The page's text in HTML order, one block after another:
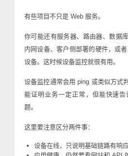
有些项目不只是 Web 服务。
你可能还有服务器、路由器、数据
内网设备、客户侧部署的硬件，或
设备。这时候设备监控就很有用。
设备监控通常会用 ping 或类似方式
能证明业务一定正常，但能快速
题。
这里要注意区分两件事：
设备在线，只说明基础链路有响应